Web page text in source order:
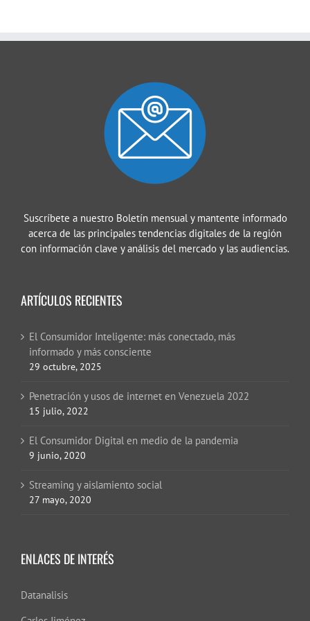
Suscríbete a nuestro Boletín mensual y mantente informado
acerca de las principales tendencias digitales de la región
con información clave y análisis del mercado y las audiencias.
ARTÍCULOS RECIENTES
El Consumidor Inteligente: más conectado, más
informado y más consciente
29 octubre, 2025
Penetración y usos de internet en Venezuela 2022
15 julio, 2022
El Consumidor Digital en medio de la pandemia
9 junio, 2020
Streaming y aislamiento social
27 mayo, 2020
ENLACES DE INTERÉS
Datanalisis